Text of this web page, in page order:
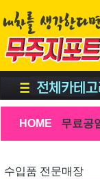
HOME 무료공
수입품 전문매장